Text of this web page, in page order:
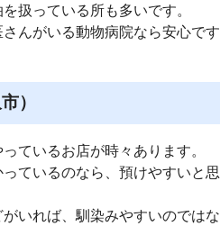
扱っている所も多いです。
んがいる動物病院なら安心です
）
ているお店が時々あります。
ているのなら、預けやすいと思
いれば、馴染みやすいのではな